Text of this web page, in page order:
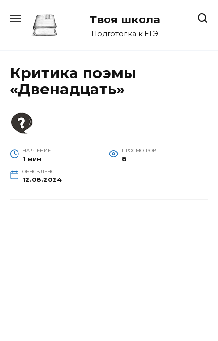
содержанию
Твоя школа
Подготовка к ЕГЭ
Критика поэмы
«Двенадцать»
НА ЧТЕНИЕ
1 мин
ПРОСМОТРОВ
8
ОБНОВЛЕНО
12.08.2024